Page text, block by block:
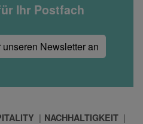
Ihr Postfach
Newsletter an
NACHHALTIGKEIT